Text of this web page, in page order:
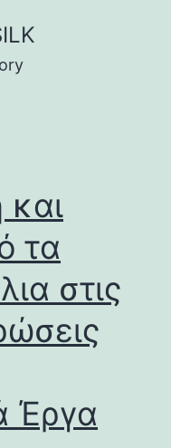
και
τα
στις
Έργα